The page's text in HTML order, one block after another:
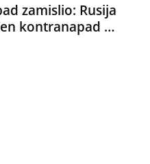
zamislio: Rusija
kontranapad …